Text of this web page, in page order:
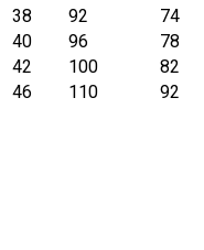
38
92 74
40
96 78
42
100 82
46
110 92